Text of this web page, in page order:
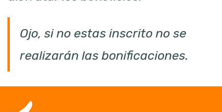
Ojo, si no estas inscrito no se
realizarán las bonificaciones.